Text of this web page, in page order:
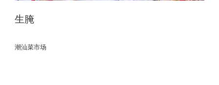
生腌
潮汕菜市场